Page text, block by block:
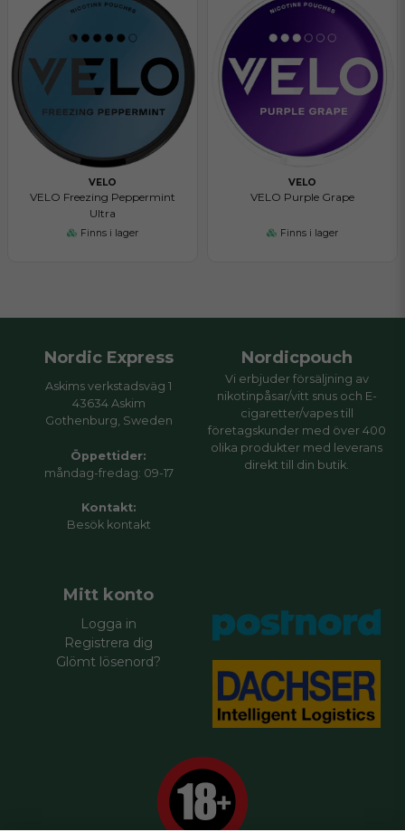
VELO
VELO Freezing Peppermint
Ultra
Finns i lager
VELO
VELO Purple Grape
Finns i lager
Nordic Express
Askims verkstadsväg 1
43634 Askim
Gothenburg, Sweden
Öppettider:
måndag-fredag: 09-17
Kontakt:
Besök kontakt
Nordicpouch
Vi erbjuder försäljning av
nikotinpåsar/vitt snus och E-
cigaretter/vapes till
företagskunder med över 400
olika produkter med leverans
direkt till din butik.
Mitt konto
Logga in
Registrera dig
Glömt lösenord?